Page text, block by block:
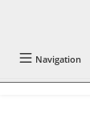
Navigation